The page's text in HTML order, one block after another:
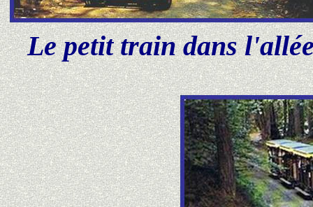
Le petit train dans